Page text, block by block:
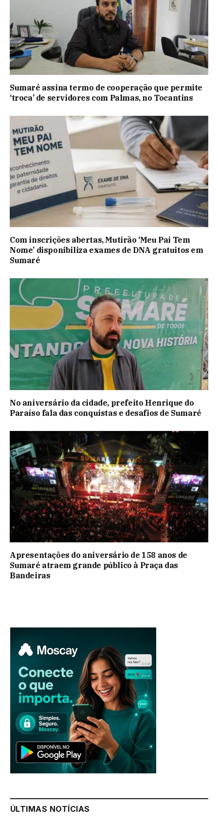
Sumaré assina termo de cooperação que permite
‘troca’ de servidores com Palmas, no Tocantins
Com inscrições abertas, Mutirão ‘Meu Pai Tem
Nome’ disponibiliza exames de DNA gratuitos em
Sumaré
No aniversário da cidade, prefeito Henrique do
Paraíso fala das conquistas e desafios de Sumaré
Apresentações do aniversário de 158 anos de
Sumaré atraem grande público à Praça das
Bandeiras
ÚLTIMAS NOTÍCIAS